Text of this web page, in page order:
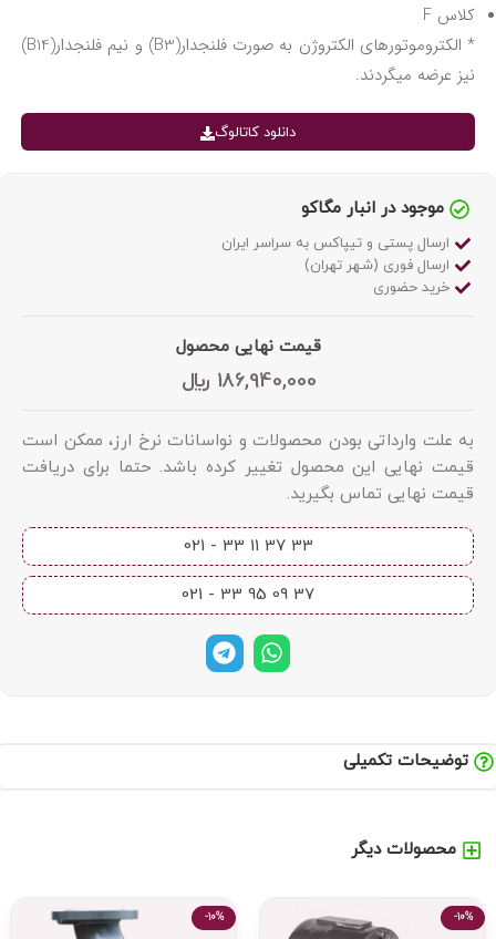
کلاس F
* الکتروموتورهای الکتروژن به صورت فلنجدار(B3) و نیم فلنجدار(B14)
نیز عرضه میگردند.
دانلود کاتالوگ
موجود در انبار مگاکو
ارسال پستی و تیپاکس به سراسر ایران
ارسال فوری (شهر تهران)
خرید حضوری
قیمت نهایی محصول
186,940,000 ﷼
به علت وارداتی بودن محصولات و نواسانات نرخ ارز، ممکن است
قیمت نهایی این محصول تغییر کرده باشد. حتما برای دریافت
قیمت نهایی تماس بگیرید.
33 37 11 33 - 021​
37 09 95 33 - 021​
توضیحات تکمیلی
محصولات دیگر
-10%
-10%